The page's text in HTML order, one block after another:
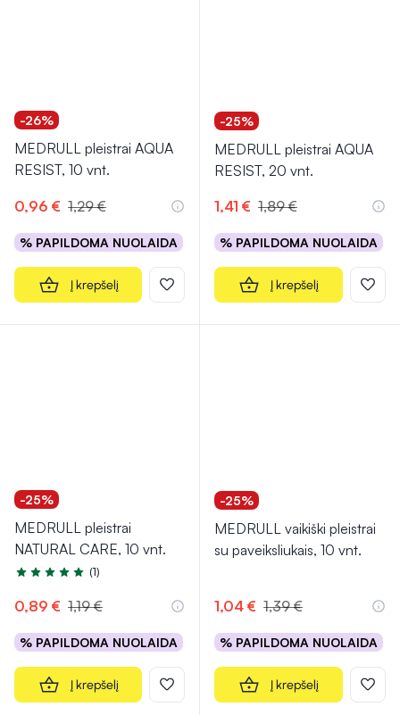
-26%
MEDRULL pleistrai AQUA
RESIST, 10 vnt.
0,96 € 1,29 €
% PAPILDOMA NUOLAIDA
Į krepšelį
-25%
MEDRULL pleistrai AQUA
RESIST, 20 vnt.
1,41 € 1,89 €
% PAPILDOMA NUOLAIDA
Į krepšelį
-25%
MEDRULL pleistrai
NATURAL CARE, 10 vnt.
Įvertinimas 5.0 iš 5
(1)
0,89 € 1,19 €
% PAPILDOMA NUOLAIDA
Į krepšelį
-25%
MEDRULL vaikiški pleistrai
su paveiksliukais, 10 vnt.
1,04 € 1,39 €
% PAPILDOMA NUOLAIDA
Į krepšelį